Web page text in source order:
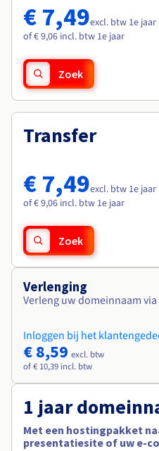
€ 7,49excl. btw 1e jaar
of € 9,06 incl. btw 1e jaar
Zoek
Transfer
€ 7,49excl. btw 1e jaar
of € 9,06 incl. btw 1e jaar
Zoek
Verlenging
Verleng uw domeinnaam
Inloggen bij het
€ 8,59 excl. btw
of € 10,39 incl. btw
1 jaar
Met een hostingpakket
presentatiesite of uw e-